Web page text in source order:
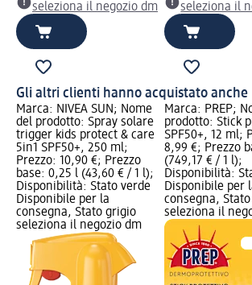
seleziona il negozio dm
seleziona il
Gli altri clienti hanno acquistato anche
Marca: NIVEA SUN; Nome
del prodotto: Spray solare
trigger kids protect & care
5in1 SPF50+, 250 ml;
Prezzo: 10,90 €; Prezzo
base: 0,25 l (43,60 € / 1 l);
Disponibilità: Stato verde
Disponibile per la
consegna, Stato grigio
seleziona il negozio dm
Marca: PREP;
prodotto: Stick
SPF50+, 12 ml;
8,99 €; Prezzo
(749,17 € / 1 l);
Disponibilità:
Disponibile per
consegna,
seleziona il